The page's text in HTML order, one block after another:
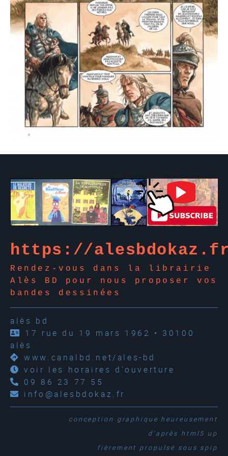
https://
Rendez-vous dans la librairie
Alès BD pour nous proposer vos
bandes dessinées
alès bd
17 rue du 19 mars 1962 • 30100
alès
www.canalbd.net/ales-bd
voir les horaires d'ouverture
09 86 23 77 55
info@alesbdokaz.fr
conception graphique heureusement
d'après html5 up
fièrement propulsé sous spip